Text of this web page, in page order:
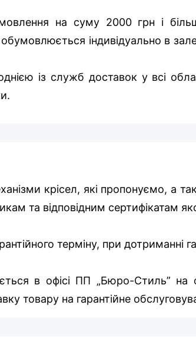
на суму 2000 грн і
індивідуально в
із служб доставок у всі
крісел, які пропонуємо, а
та відповідним сертифікатам
терміну, при
в офісі ПП „Бюро-Стиль” на
товару на гарантійне